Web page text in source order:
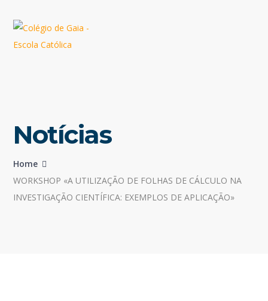
Notícias
Home
WORKSHOP «A UTILIZAÇÃO DE FOLHAS DE CÁLCULO NA
INVESTIGAÇÃO CIENTÍFICA: EXEMPLOS DE APLICAÇÃO»